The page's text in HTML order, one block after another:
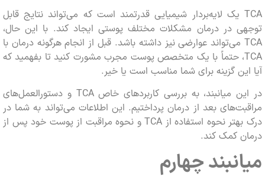
TCA یک لایه‌بردار شیمیایی قدرتمند است که می‌تواند نتایج قابل
در درمان مشکلات مختلف پوستی ایجاد کند. با این حال،
TCA می‌تواند عوارضی نیز داشته باشد. قبل از انجام هرگونه درمان با
TCA، حتماً با یک متخصص پوست مجرب مشورت کنید تا بفهمید که
گزینه برای شما مناسب است یا خیر.
در این میانبند، به بررسی کاربردهای خاص TCA و دستورالعمل‌های
بعد از درمان پرداختیم. این اطلاعات می‌تواند به شما در
درک بهتر نحوه استفاده از TCA و نحوه مراقبت از پوست خود پس از
کمک کند.
چهارم